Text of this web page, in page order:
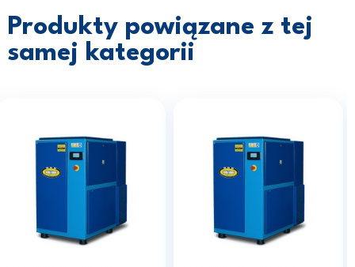
Produkty powiązane z tej
samej kategorii